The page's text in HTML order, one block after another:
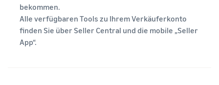
bekommen.
Alle verfügbaren Tools zu Ihrem Verkäuferkonto
finden Sie über Seller Central und die mobile „Seller
App“.